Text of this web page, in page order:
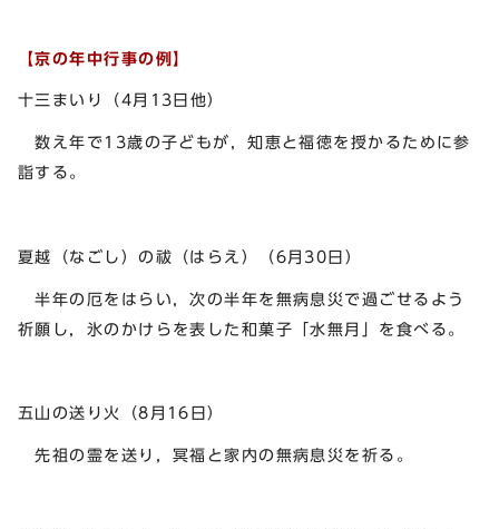
【京の年中行事の例】
十三まいり（4月13日他）
数え年で13歳の子どもが，知恵と福徳を授かるために参
詣する。
夏越（なごし）の祓（はらえ）（6月30日）
半年の厄をはらい，次の半年を無病息災で過ごせるよう
祈願し，氷のかけらを表した和菓子「水無月」を食べる。
五山の送り火（8月16日）
先祖の霊を送り，冥福と家内の無病息災を祈る。